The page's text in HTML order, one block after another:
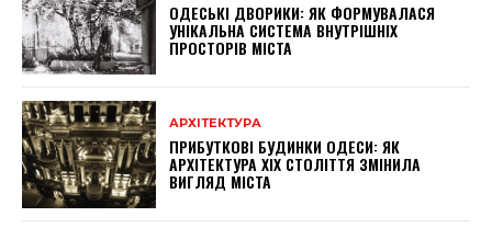
ОДЕСЬКІ ДВОРИКИ: ЯК ФОРМУВАЛАСЯ
УНІКАЛЬНА СИСТЕМА ВНУТРІШНІХ
ПРОСТОРІВ МІСТА
АРХІТЕКТУРА
ПРИБУТКОВІ БУДИНКИ ОДЕСИ: ЯК
АРХІТЕКТУРА XIX СТОЛІТТЯ ЗМІНИЛА
ВИГЛЯД МІСТА